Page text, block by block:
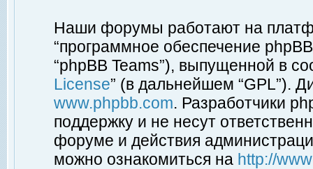
Наши форумы работают на
“программное обеспечение
“phpBB Teams”), выпущенной в
License” (в дальнейшем “GPL”).
www.phpbb.com. Разработчики
поддержку и не несут
форуме и действия
можно ознакомиться на http://